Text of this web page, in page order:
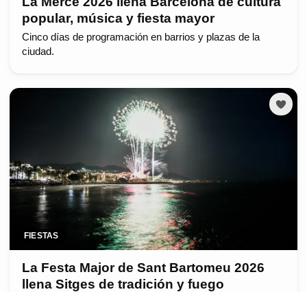
popular, música y fiesta mayor
Cinco días de programación en barrios y plazas de la
ciudad.
FIESTAS
La Festa Major de Sant Bartomeu 2026
llena Sitges de tradición y fuego